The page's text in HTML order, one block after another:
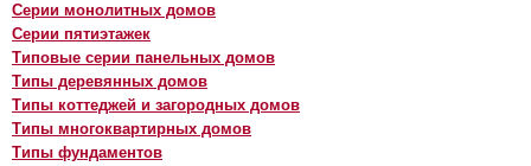
Серии монолитных домов
Серии пятиэтажек
Типовые серии панельных домов
Типы деревянных домов
Типы коттеджей и загородных домов
Типы многоквартирных домов
Типы фундаментов